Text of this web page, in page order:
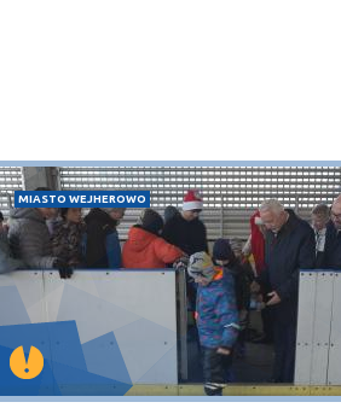
MIASTO WEJHEROWO